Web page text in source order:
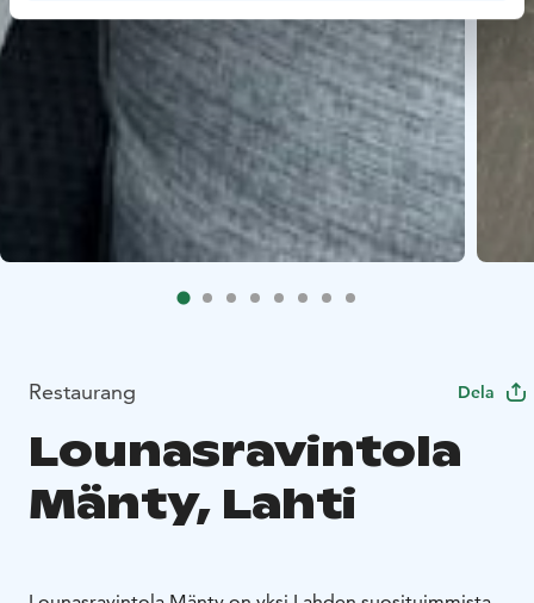
Restaurang Dela
Lounasravintola
Mänty, Lahti